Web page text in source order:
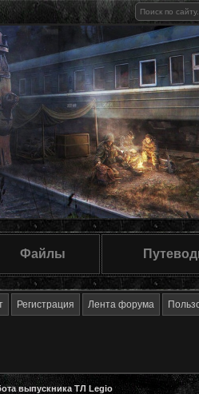
Файлы
Регистрация Лента форума
выпускника ТЛ Legio